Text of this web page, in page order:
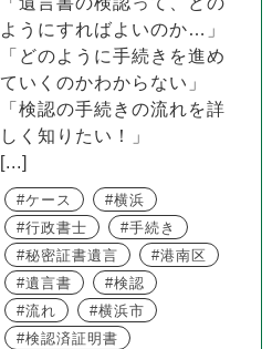
ようにすればよいのか…」
「どのように手続きを進め
ていくのかわからない」
「検認の手続きの流れを詳
しく知りたい！」
[...]
ケース
横浜
行政書士
手続き
秘密証書遺言
港南区
遺言書
検認
流れ
横浜市
検認済証明書